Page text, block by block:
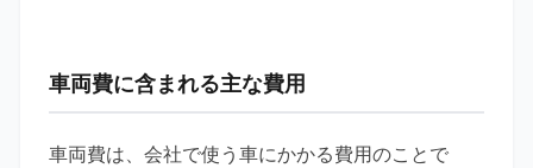
車両費に含まれる主な費用
車両費は、会社で使う車にかかる費用のことで